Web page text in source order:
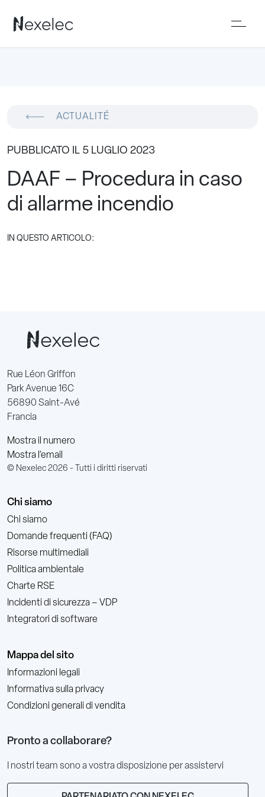
ACTUALITÉ
PUBBLICATO IL 5 LUGLIO 2023
DAAF – Procedura in caso
di allarme incendio
IN QUESTO ARTICOLO:
Rue Léon Griffon
Park Avenue 16C
56890 Saint-Avé
Francia
Mostra il numero
Mostra l'email
© Nexelec 2026 - Tutti i diritti riservati
Chi siamo
Chi siamo
Domande frequenti (FAQ)
Risorse multimediali
Politica ambientale
Charte RSE
Incidenti di sicurezza – VDP
Integratori di software
Mappa del sito
Informazioni legali
Informativa sulla privacy
Condizioni generali di vendita
Pronto a collaborare?
I nostri team sono a vostra disposizione per assistervi